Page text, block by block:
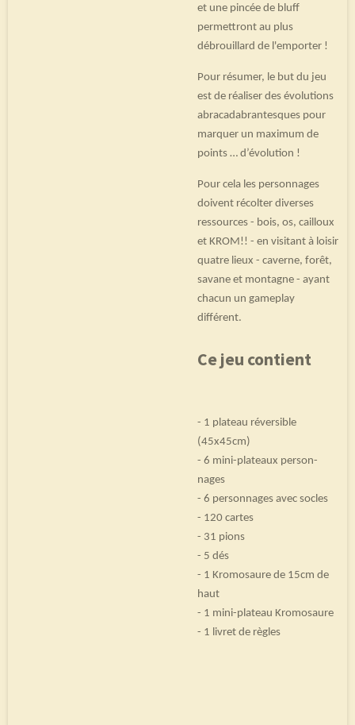
et une pincée de bluff
permettront au plus
débrouillard de l'emporter !
Pour résumer, le but du jeu
est de réaliser des évolutions
abracadabrantesques pour
marquer un maximum de
points … d’évolution !
Pour cela les personnages
doivent récolter diverses
ressources - bois, os, cailloux
et KROM!! - en visitant à loisir
quatre lieux - caverne, forêt,
savane et montagne - ayant
chacun un gameplay
différent.
Ce jeu contient
- 1 pla­teau réver­sible
(45x45cm)
- 6 mini-pla­teaux per­son­
nages
- 6 per­son­nages avec socles
- 120 cartes
- 31 pions
- 5 dés
- 1 Kro­mo­saure de 15cm de
haut
- 1 mini-pla­teau Kro­mo­saure
- 1 livret de règles